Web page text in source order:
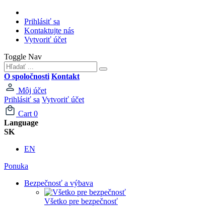
Prihlásiť sa
Kontaktujte nás
Vytvoriť účet
Toggle Nav
O spoločnosti Kontakt
Môj účet
Prihlásiť sa Vytvoriť účet
Cart 0
Language
SK
EN
Ponuka
Bezpečnosť a výbava
Všetko pre bezpečnosť